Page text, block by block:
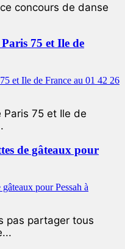
concours de danse
75 et Ile de
75 et Ile de
de gâteaux pour
pas partager tous